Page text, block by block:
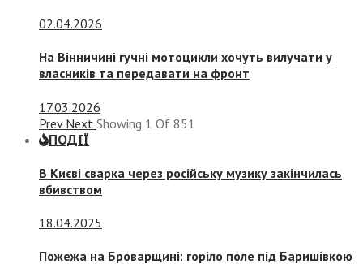
02.04.2026
На Вінничині гучні мотоцикли хочуть вилучати у
власників та передавати на фронт
17.03.2026
Prev Next Showing 1 Of 851
ПОДІЇ
В Києві сварка через російську музику закінчилась
вбивством
18.04.2025
Пожежа на Броварщині: горіло поле під Баришівкою